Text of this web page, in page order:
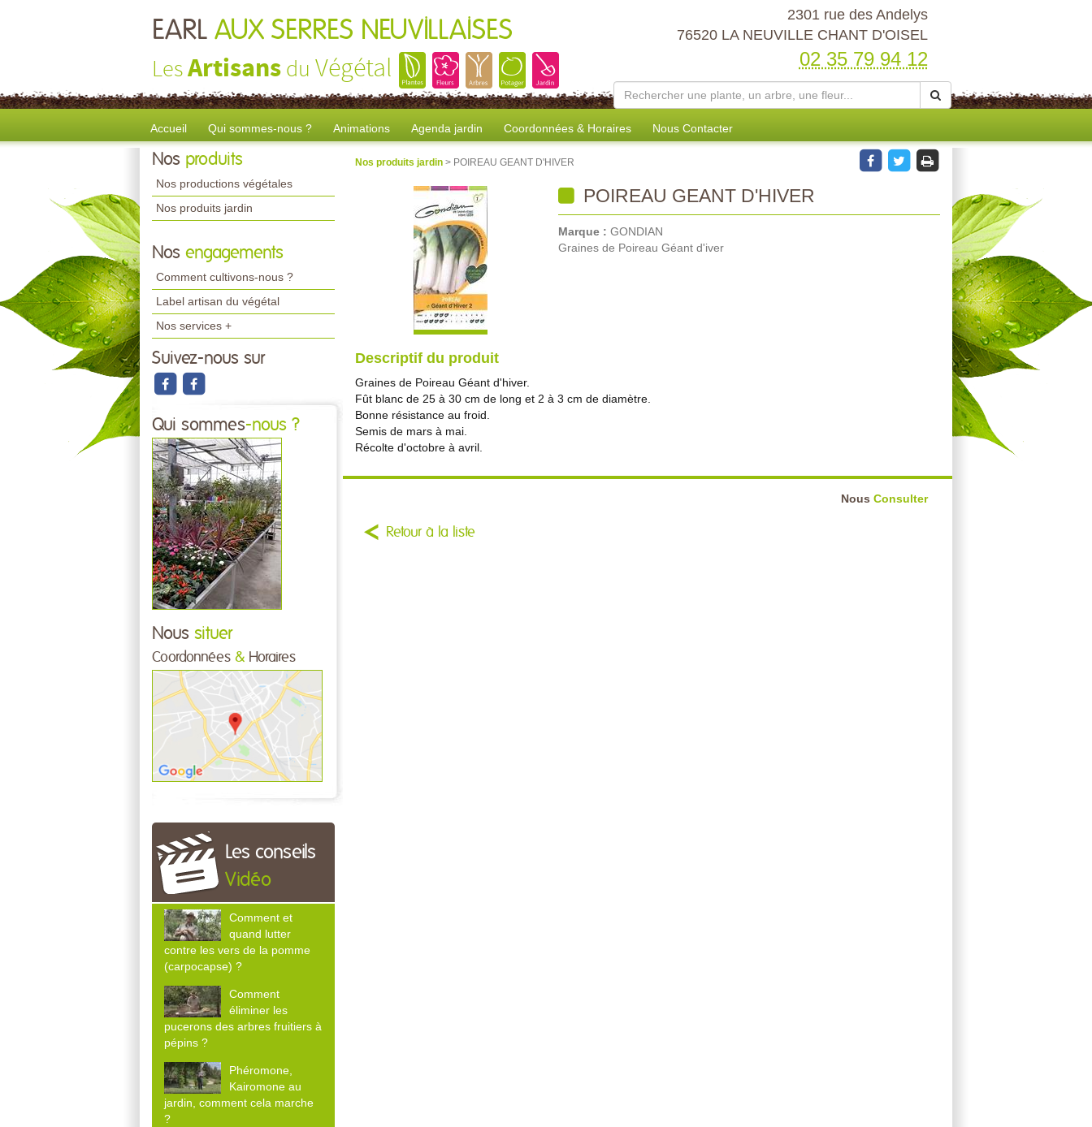
EARL AUX SERRES NEUVILLAISES
LesArtisans du Végétal
2301 rue des Andelys
76520 LA NEUVILLE CHANT D'OISEL
02 35 79 94 12
Accueil Qui sommes-nous ? Animations Agenda jardin Coordonnées & Horaires Nous Contacter
Nos produits
Nos productions végétales
Nos produits jardin
Nos engagements
Comment cultivons-nous ?
Label artisan du végétal
Nos services +
Suivez-nous sur
Qui sommes-nous ?
Nous situer
Coordonnées & Horaires
Les conseils
Vidéo
Comment et
quand lutter
contre les vers de la pomme
(carpocapse) ?
Comment
éliminer les
pucerons des arbres fruitiers à
pépins ?
Phéromone,
Kairomone au
jardin, comment cela marche
?
Nos produits jardin > POIREAU GEANT D'HIVER
POIREAU GEANT D'HIVER
Marque : GONDIAN
Graines de Poireau Géant d'iver
Descriptif du produit
Graines de Poireau Géant d'hiver.
Fût blanc de 25 à 30 cm de long et 2 à 3 cm de diamètre.
Bonne résistance au froid.
Semis de mars à mai.
Récolte d'octobre à avril.
Nous Consulter
Retour à la liste